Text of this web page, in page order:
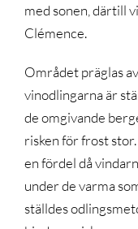
med sonen, därtill
Clémence.
Området präglas
vinodlingarna är
de omgivande
risken för frost
en fördel då
under de varma
ställdes